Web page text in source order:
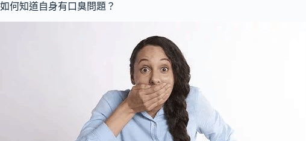
如何知道自身有口臭問題？